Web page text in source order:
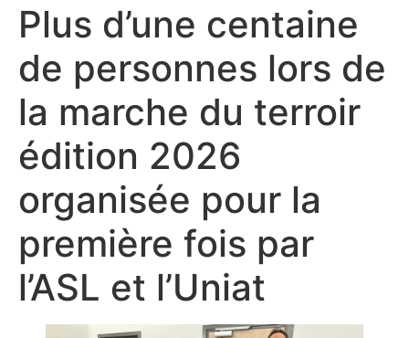
Plus d’une centaine
de personnes lors de
la marche du terroir
édition 2026
organisée pour la
première fois par
l’ASL et l’Uniat